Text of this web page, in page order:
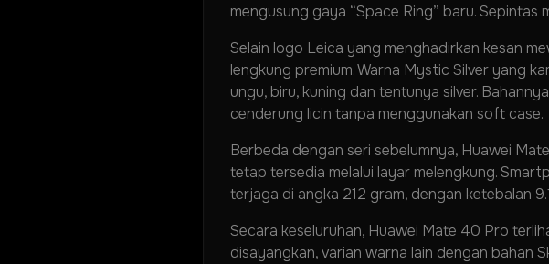
mengusung gaya “Space Ring” baru.
Selain logo Leica yang menghadirkan kesan
lengkung premium. Warna Mystic Silver yang
ungu, biru, kuning dan tentunya silver.
cenderung licin tanpa menggunakan soft case.
Berbeda dengan seri sebelumnya, Huawei
tetap tersedia melalui layar melengkung.
terjaga di angka 212 gram, dengan ketebalan
Secara keseluruhan, Huawei Mate 40 Pro
disayangkan, varian warna lain dengan bahan